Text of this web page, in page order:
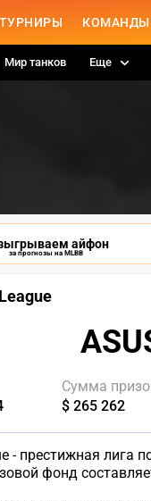
ТУРНИРЫ КОМАНДЫ
Мир танков Еще
айфон
за прогнозы на MLBB
Сумма
$ 265 262
- престижная лига
фонд